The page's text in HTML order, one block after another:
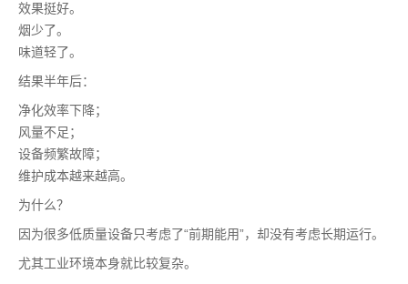
效果挺好。
烟少了。
味道轻了。
结果半年后：
净化效率下降；
风量不足；
设备频繁故障；
维护成本越来越高。
为什么？
因为很多低质量设备只考虑了“前期能用”，却没有考虑长期运行。
尤其工业环境本身就比较复杂。